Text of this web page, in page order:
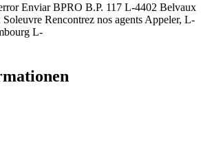
Enviar BPRO B.P. 117 L-4402 Belvaux
Rencontrez nos agents Appeler, L-
L-